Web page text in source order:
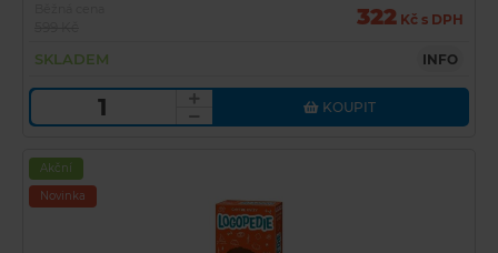
322 Kč s DPH
SKLADEM INFO
KOUPIT
Akční
Novinka